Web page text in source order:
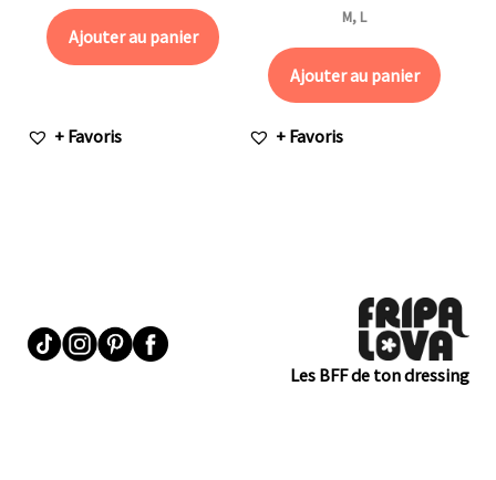
Ajouter au panier
+ Favoris
M, L
Ajouter au panier
+ Favoris
Les BFF de ton dressing